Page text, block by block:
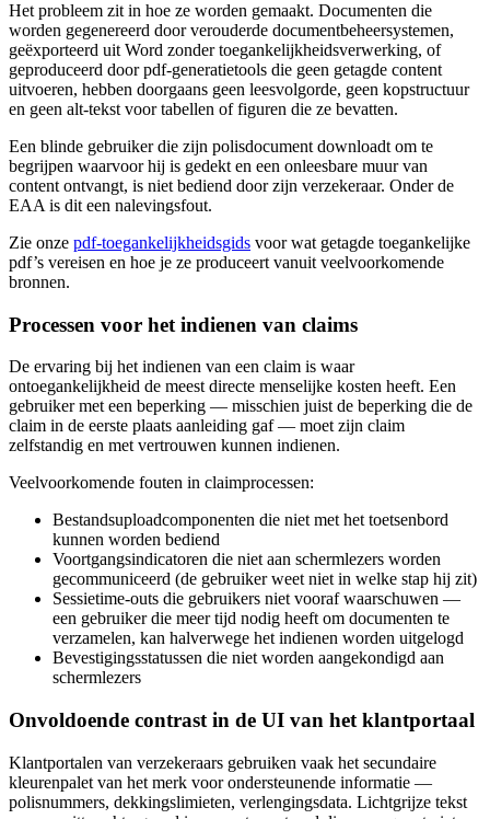
Het probleem zit in hoe ze worden gemaakt. Documenten die
worden gegenereerd door verouderde documentbeheersystemen,
geëxporteerd uit Word zonder toegankelijkheidsverwerking, of
geproduceerd door pdf-generatietools die geen getagde content
uitvoeren, hebben doorgaans geen leesvolgorde, geen kopstructuur
en geen alt-tekst voor tabellen of figuren die ze bevatten.
Een blinde gebruiker die zijn polisdocument downloadt om te
begrijpen waarvoor hij is gedekt en een onleesbare muur van
content ontvangt, is niet bediend door zijn verzekeraar. Onder de
EAA is dit een nalevingsfout.
Zie onze pdf-toegankelijkheidsgids voor wat getagde toegankelijke
pdf’s vereisen en hoe je ze produceert vanuit veelvoorkomende
bronnen.
Processen voor het indienen van claims
De ervaring bij het indienen van een claim is waar
ontoegankelijkheid de meest directe menselijke kosten heeft. Een
gebruiker met een beperking — misschien juist de beperking die de
claim in de eerste plaats aanleiding gaf — moet zijn claim
zelfstandig en met vertrouwen kunnen indienen.
Veelvoorkomende fouten in claimprocessen:
Bestandsuploadcomponenten die niet met het toetsenbord
kunnen worden bediend
Voortgangsindicatoren die niet aan schermlezers worden
gecommuniceerd (de gebruiker weet niet in welke stap hij zit)
Sessietime-outs die gebruikers niet vooraf waarschuwen —
een gebruiker die meer tijd nodig heeft om documenten te
verzamelen, kan halverwege het indienen worden uitgelogd
Bevestigingsstatussen die niet worden aangekondigd aan
schermlezers
Onvoldoende contrast in de UI van het klantportaal
Klantportalen van verzekeraars gebruiken vaak het secundaire
kleurenpalet van het merk voor ondersteunende informatie —
polisnummers, dekkingslimieten, verlengingsdata. Lichtgrijze tekst